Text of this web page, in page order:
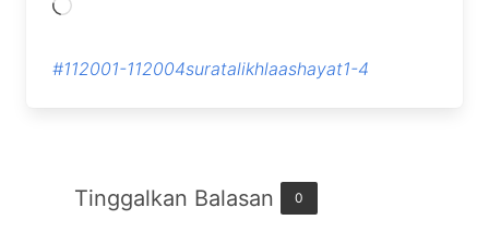
Memuat...
#112001-112004suratalikhlaashayat1-4
Tinggalkan Balasan 0